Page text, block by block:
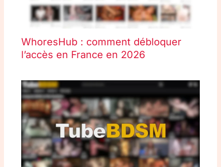
WhoresHub : comment débloquer
l’accès en France en 2026